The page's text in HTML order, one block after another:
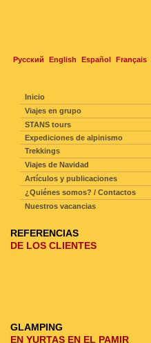
Русский English Español Français
Inicio
Viajes en grupo
STANS tours
Expediciones de alpinismo
Trekkings
Viajes de Navidad
Artículos y publicaciones
¿Quiénes somos? / Contactos
Nuestros vacancias
REFERENCIAS
DE LOS CLIENTES
GLAMPING
EN YURTAS EN EL PAMIR